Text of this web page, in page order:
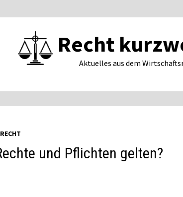
Recht
Aktuelles aus dem
und Pflichten gelten?